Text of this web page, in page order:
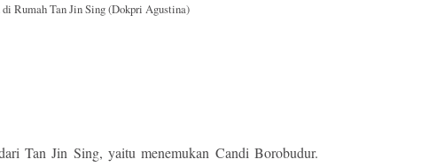
Rumah Tan Jin Sing (Dokpri Agustina)
Tan Jin Sing, yaitu menemukan Candi Borobudur.